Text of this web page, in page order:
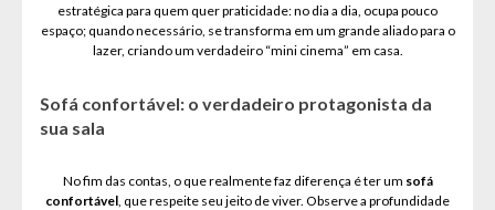
estratégica para quem quer praticidade: no dia a dia, ocupa pouco
espaço; quando necessário, se transforma em um grande aliado para o
lazer, criando um verdadeiro “mini cinema” em casa.
Sofá confortável: o verdadeiro protagonista da
sua sala
No fim das contas, o que realmente faz diferença é ter um sofá
confortável , que respeite seu jeito de viver. Observe a profundidade